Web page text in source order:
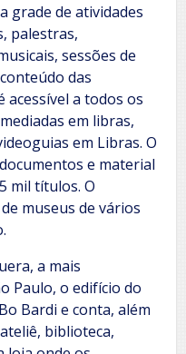
grade de atividades
palestras,
sessões de
das
acessível a todos os
em libras,
em Libras. O
e material
mil títulos. O
museus de vários
a mais
Paulo, o edifício do
Bardi e conta, além
biblioteca,